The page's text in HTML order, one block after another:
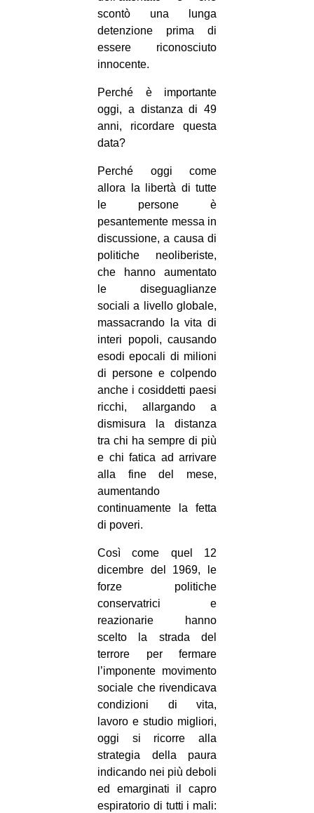
scontò una lunga
detenzione prima di
essere riconosciuto
innocente.
Perché è importante
oggi, a distanza di 49
anni, ricordare questa
data?
Perché oggi come
allora la libertà di tutte
le persone è
pesantemente messa in
discussione, a causa di
politiche neoliberiste,
che hanno aumentato
le diseguaglianze
sociali a livello globale,
massacrando la vita di
interi popoli, causando
esodi epocali di milioni
di persone e colpendo
anche i cosiddetti paesi
ricchi, allargando a
dismisura la distanza
tra chi ha sempre di più
e chi fatica ad arrivare
alla fine del mese,
aumentando
continuamente la fetta
di poveri.
Così come quel 12
dicembre del 1969, le
forze politiche
conservatrici e
reazionarie hanno
scelto la strada del
terrore per fermare
l’imponente movimento
sociale che rivendicava
condizioni di vita,
lavoro e studio migliori,
oggi si ricorre alla
strategia della paura
indicando nei più deboli
ed emarginati il capro
espiratorio di tutti i mali: